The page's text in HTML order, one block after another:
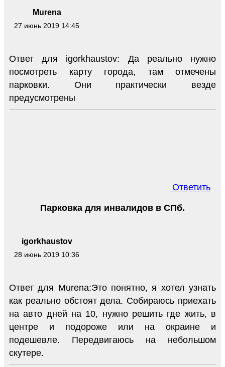
Murena
27 июнь 2019 14:45
Ответ для igorkhaustov: Да реально нужно
посмотреть карту города, там отмечены
парковки. Они практически везде
предусмотрены
Ответить
igorkhaustov
28 июнь 2019 10:36
Парковка для инвалидов в СПб.
Ответ для Murena:Это понятно, я хотел узнать
как реально обстоят дела. Собираюсь приехать
на авто дней на 10, нужно решить где жить, в
центре и подороже или на окраине и
подешевле. Передвигаюсь на небольшом
скутере.